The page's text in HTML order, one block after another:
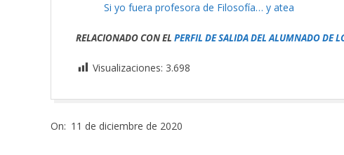
Si yo fuera profesora de Filosofía… y atea
RELACIONADO CON EL PERFIL DE SALIDA DEL ALUMNADO DE
Visualizaciones: 3.698
12-
On: 11 de diciembre de 2020